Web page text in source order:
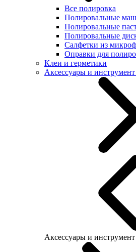
Все полировка
Полировальные
Полировальные
Полировальные
Салфетки из
Оправки для
Клеи и герметики
Аксессуары и
Аксессуары и